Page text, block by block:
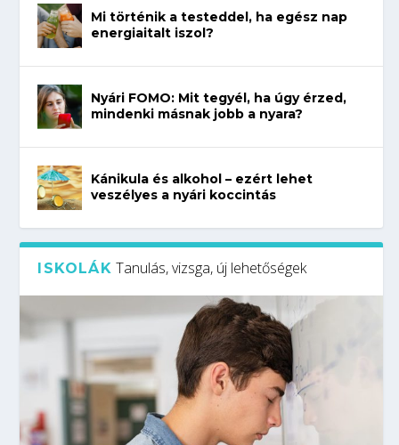
Mi történik a testeddel, ha egész nap
energiaitalt iszol?
Nyári FOMO: Mit tegyél, ha úgy érzed,
mindenki másnak jobb a nyara?
Kánikula és alkohol – ezért lehet
veszélyes a nyári koccintás
ISKOLÁK Tanulás, vizsga, új lehetőségek